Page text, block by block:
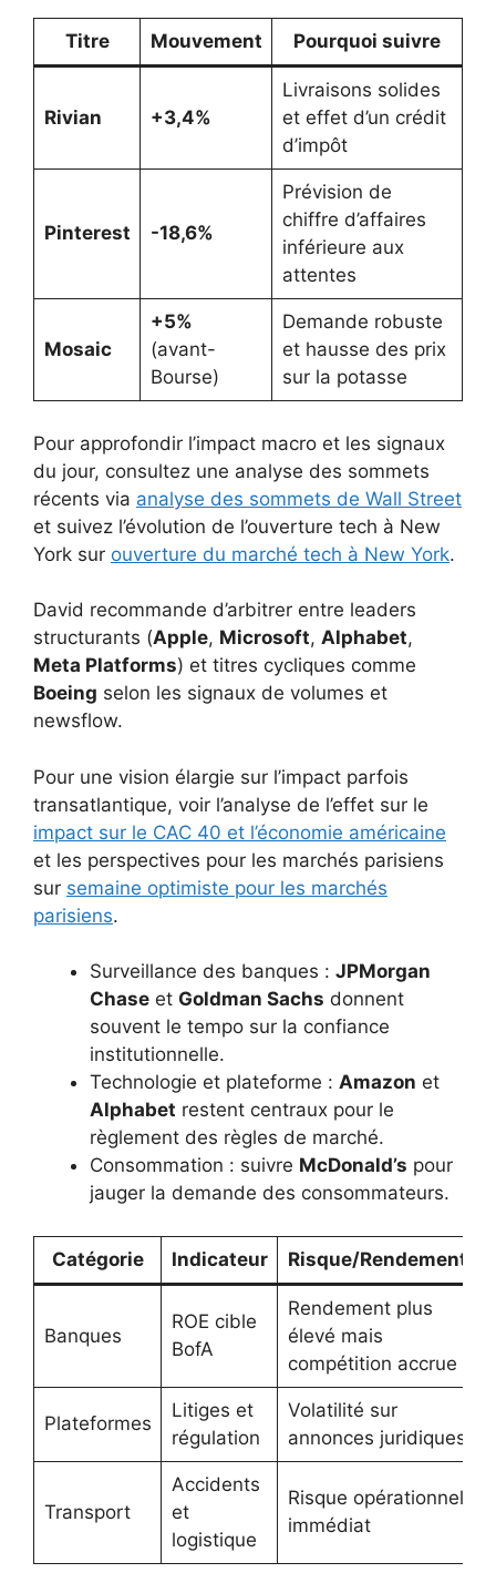
Titre Mouvement Pourquoi suivre
Rivian +3,4%
Livraisons solides
et effet d’un crédit
d’impôt
Pinterest -18,6%
Prévision de
chiffre d’affaires
inférieure aux
attentes
Mosaic
+5%
(avant-
Bourse)
Demande robuste
et hausse des prix
sur la potasse
Pour approfondir l’impact macro et les signaux
du jour, consultez une analyse des sommets
récents via analyse des sommets de Wall Street
et suivez l’évolution de l’ouverture tech à New
York sur ouverture du marché tech à New York.
David recommande d’arbitrer entre leaders
structurants (Apple, Microsoft, Alphabet,
Meta Platforms) et titres cycliques comme
Boeing selon les signaux de volumes et
newsflow.
Pour une vision élargie sur l’impact parfois
transatlantique, voir l’analyse de l’effet sur le
impact sur le CAC 40 et l’économie américaine
et les perspectives pour les marchés parisiens
sur semaine optimiste pour les marchés
parisiens.
Surveillance des banques : JPMorgan
Chase et Goldman Sachs donnent
souvent le tempo sur la confiance
institutionnelle.
Technologie et plateforme : Amazon et
Alphabet restent centraux pour le
règlement des règles de marché.
Consommation : suivre McDonald’s pour
jauger la demande des consommateurs.
Catégorie Indicateur Risque/Rendement
Banques
ROE cible
BofA
Rendement plus
élevé mais
compétition accrue
Plateformes
Litiges et
régulation
Volatilité sur
annonces juridiques
Transport
Accidents
et
logistique
Risque opérationnel
immédiat